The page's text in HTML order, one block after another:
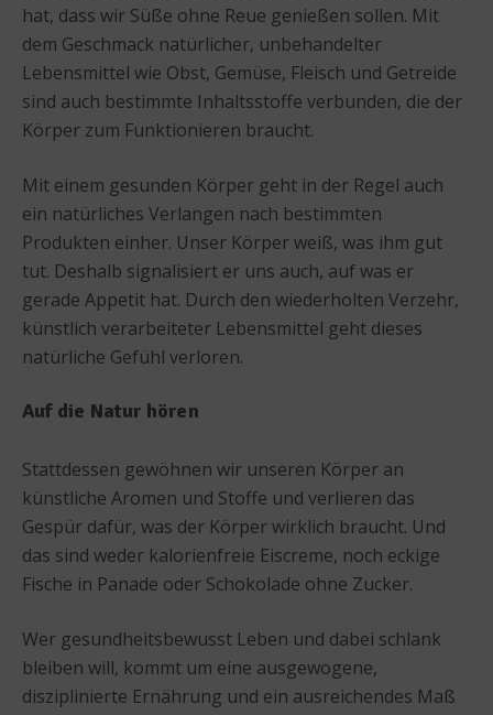
hat, dass wir Süße ohne Reue genießen sollen. Mit
dem Geschmack natürlicher, unbehandelter
Lebensmittel wie Obst, Gemüse, Fleisch und Getreide
sind auch bestimmte Inhaltsstoffe verbunden, die der
Körper zum Funktionieren braucht.
Mit einem gesunden Körper geht in der Regel auch
ein natürliches Verlangen nach bestimmten
Produkten einher. Unser Körper weiß, was ihm gut
tut. Deshalb signalisiert er uns auch, auf was er
gerade Appetit hat. Durch den wiederholten Verzehr,
künstlich verarbeiteter Lebensmittel geht dieses
natürliche Gefühl verloren.
Auf die Natur hören
Stattdessen gewöhnen wir unseren Körper an
künstliche Aromen und Stoffe und verlieren das
Gespür dafür, was der Körper wirklich braucht. Und
das sind weder kalorienfreie Eiscreme, noch eckige
Fische in Panade oder Schokolade ohne Zucker.
Wer gesundheitsbewusst Leben und dabei schlank
bleiben will, kommt um eine ausgewogene,
disziplinierte Ernährung und ein ausreichendes Maß